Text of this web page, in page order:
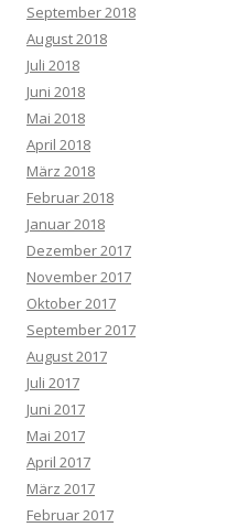
September 2018
August 2018
Juli 2018
Juni 2018
Mai 2018
April 2018
März 2018
Februar 2018
Januar 2018
Dezember 2017
November 2017
Oktober 2017
September 2017
August 2017
Juli 2017
Juni 2017
Mai 2017
April 2017
März 2017
Februar 2017